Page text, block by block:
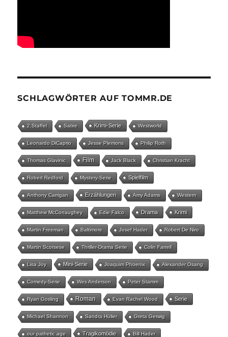
SCHLAGWÖRTER AUF TOMMR.DE
2.Staffel Satire Krimi-Serie Westworld
Leonardo DiCaprio Jesse Plemons Philip Roth
Thomas Glavinic Film Jack Black Christian Kracht
Robert Redford Mystery-Serie Spielfilm
Anthony Carrigan Erzählungen Amy Adams Western
Matthew McConaughey Edie Falco Drama Krimi
Martin Freeman Baltimore Josef Hader Robert De Niro
Martin Scorsese Thriller-Drama Serie Colin Farrell
Lisa Joy Mini-Serie Joaquim Phoenix Alexander Osang
Comedy-Serie Wes Anderson Peter Stamm
Ryan Gosling Roman Evan Rachel Wood Serie
Michael Shannon Sandra Hüller Greta Gerwig
our pathetic age Tragikomödie Bill Hader